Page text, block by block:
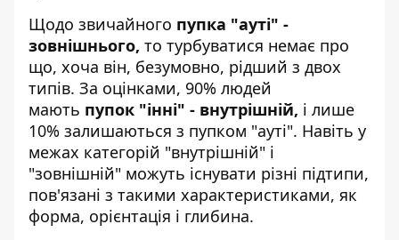
Щодо звичайного пупка "ауті" -
зовнішнього, то турбуватися немає про
що, хоча він, безумовно, рідший з двох
типів. За оцінками, 90% людей
мають пупок "інні" - внутрішній, і лише
10% залишаються з пупком "ауті". Навіть у
межах категорій "внутрішній" і
"зовнішній" можуть існувати різні підтипи,
пов'язані з такими характеристиками, як
форма, орієнтація і глибина.